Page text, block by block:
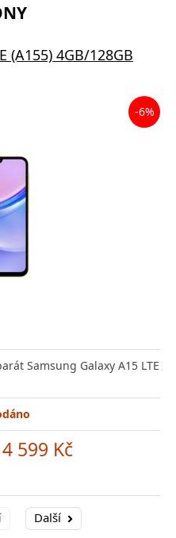
(A155) 4GB/128GB
-6%
Samsung Galaxy A15 LTE
4 599 Kč
Další